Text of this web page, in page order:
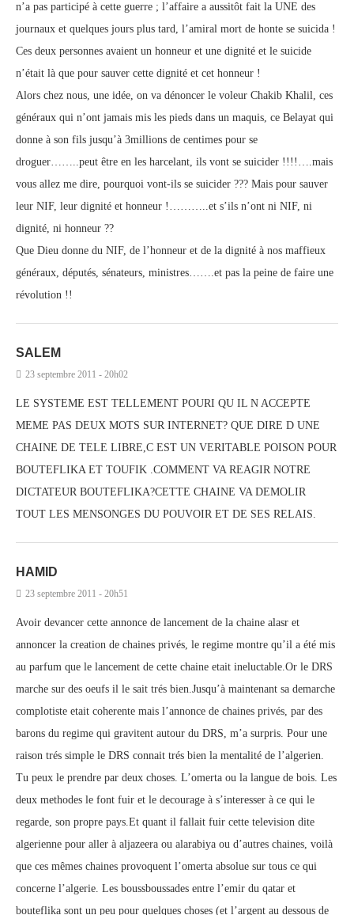
n’a pas participé à cette guerre ; l’affaire a aussitôt fait la UNE des
journaux et quelques jours plus tard, l’amiral mort de honte se suicida !
Ces deux personnes avaient un honneur et une dignité et le suicide
n’était là que pour sauver cette dignité et cet honneur !
Alors chez nous, une idée, on va dénoncer le voleur Chakib Khalil, ces
généraux qui n’ont jamais mis les pieds dans un maquis, ce Belayat qui
donne à son fils jusqu’à 3millions de centimes pour se
droguer……..peut être en les harcelant, ils vont se suicider !!!!….mais
vous allez me dire, pourquoi vont-ils se suicider ??? Mais pour sauver
leur NIF, leur dignité et honneur !………..et s’ils n’ont ni NIF, ni
dignité, ni honneur ??
Que Dieu donne du NIF, de l’honneur et de la dignité à nos maffieux
généraux, députés, sénateurs, ministres…….et pas la peine de faire une
révolution !!
SALEM
23 septembre 2011 - 20h02
LE SYSTEME EST TELLEMENT POURI QU IL N ACCEPTE
MEME PAS DEUX MOTS SUR INTERNET? QUE DIRE D UNE
CHAINE DE TELE LIBRE,C EST UN VERITABLE POISON POUR
BOUTEFLIKA ET TOUFIK .COMMENT VA REAGIR NOTRE
DICTATEUR BOUTEFLIKA?CETTE CHAINE VA DEMOLIR
TOUT LES MENSONGES DU POUVOIR ET DE SES RELAIS.
HAMID
23 septembre 2011 - 20h51
Avoir devancer cette annonce de lancement de la chaine alasr et
annoncer la creation de chaines privés, le regime montre qu’il a été mis
au parfum que le lancement de cette chaine etait ineluctable.Or le DRS
marche sur des oeufs il le sait trés bien.Jusqu’à maintenant sa demarche
complotiste etait coherente mais l’annonce de chaines privés, par des
barons du regime qui gravitent autour du DRS, m’a surpris. Pour une
raison trés simple le DRS connait trés bien la mentalité de l’algerien.
Tu peux le prendre par deux choses. L’omerta ou la langue de bois. Les
deux methodes le font fuir et le decourage à s’interesser à ce qui le
regarde, son propre pays.Et quant il fallait fuir cette television dite
algerienne pour aller à aljazeera ou alarabiya ou d’autres chaines, voilà
que ces mêmes chaines provoquent l’omerta absolue sur tous ce qui
concerne l’algerie. Les boussboussades entre l’emir du qatar et
bouteflika sont un peu pour quelques choses (et l’argent au dessous de